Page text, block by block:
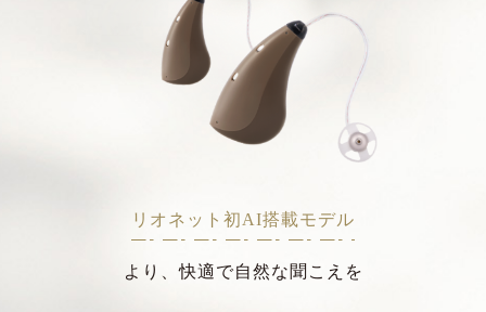
リオネット初AI搭載モデル
より、快適で自然な聞こえを